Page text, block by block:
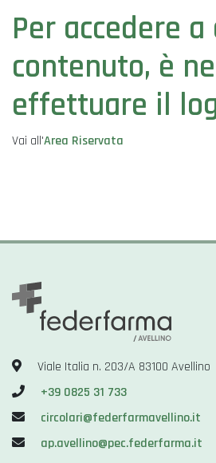
Per accedere
contenuto, è
effettuare il
Vai all'Area Riservata
Viale Italia n. 203/A 83100 Avellino
+39 0825 31 733
circolari@federfarmavellino.it
ap.avellino@pec.federfarma.it